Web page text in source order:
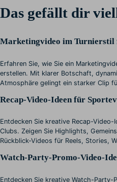
Das gefällt dir
Marketingvideo im Turnierstil
Erfahren Sie, wie Sie ein
erstellen. Mit klarer Botschaft,
Atmosphäre gelingt ein starker Clip
Recap-Video-Ideen für
Entdecken Sie kreative Recap-
Clubs. Zeigen Sie Highlights,
Rückblick-Videos für Reels, Stories,
Watch-Party-Promo-Video-
Entdecken Sie kreative Watch-